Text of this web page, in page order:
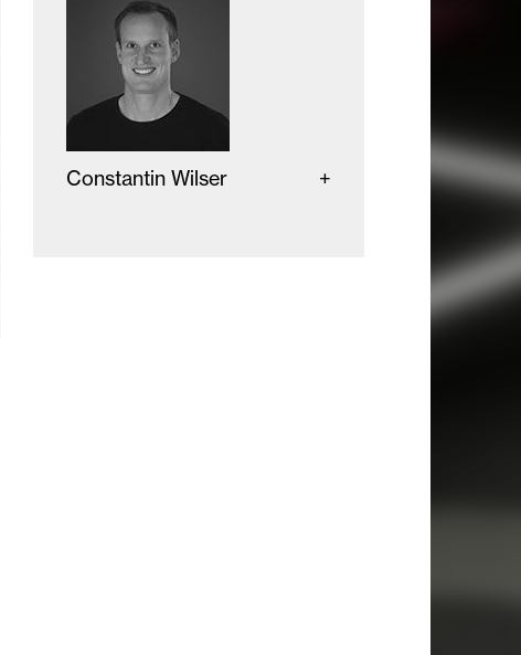
Constantin Wilser